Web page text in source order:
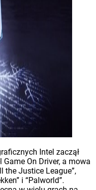
Intel zaczął
On Driver, a mowa
the Justice League”,
i “Palworld”.